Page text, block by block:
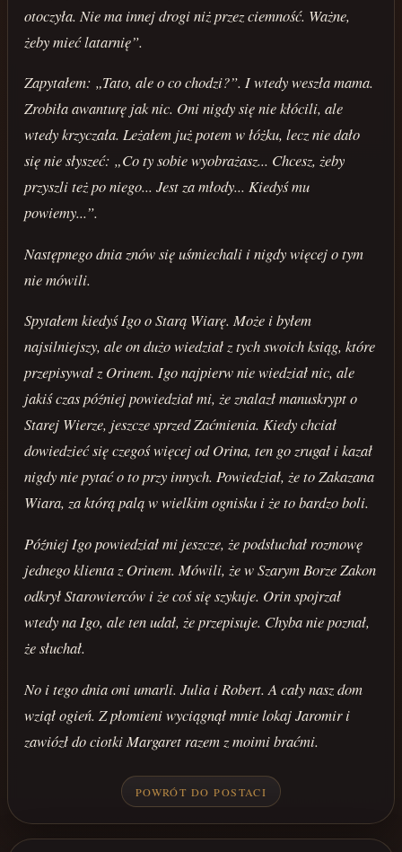
otoczyła. Nie ma innej drogi niż przez ciemność. Ważne,
żeby mieć latarnię”.
Zapytałem: „Tato, ale o co chodzi?”. I wtedy weszła mama.
Zrobiła awanturę jak nic. Oni nigdy się nie kłócili, ale
wtedy krzyczała. Leżałem już potem w łóżku, lecz nie dało
się nie słyszeć: „Co ty sobie wyobrażasz... Chcesz, żeby
przyszli też po niego... Jest za młody... Kiedyś mu
powiemy...”.
Następnego dnia znów się uśmiechali i nigdy więcej o tym
nie mówili.
Spytałem kiedyś Igo o Starą Wiarę. Może i byłem
najsilniejszy, ale on dużo wiedział z tych swoich ksiąg, które
przepisywał z Orinem. Igo najpierw nie wiedział nic, ale
jakiś czas później powiedział mi, że znalazł manuskrypt o
Starej Wierze, jeszcze sprzed Zaćmienia. Kiedy chciał
dowiedzieć się czegoś więcej od Orina, ten go zrugał i kazał
nigdy nie pytać o to przy innych. Powiedział, że to Zakazana
Wiara, za którą palą w wielkim ognisku i że to bardzo boli.
Później Igo powiedział mi jeszcze, że podsłuchał rozmowę
jednego klienta z Orinem. Mówili, że w Szarym Borze Zakon
odkrył Starowierców i że coś się szykuje. Orin spojrzał
wtedy na Igo, ale ten udał, że przepisuje. Chyba nie poznał,
że słuchał.
No i tego dnia oni umarli. Julia i Robert. A cały nasz dom
wziął ogień. Z płomieni wyciągnął mnie lokaj Jaromir i
zawiózł do ciotki Margaret razem z moimi braćmi.
POWRÓT DO POSTACI